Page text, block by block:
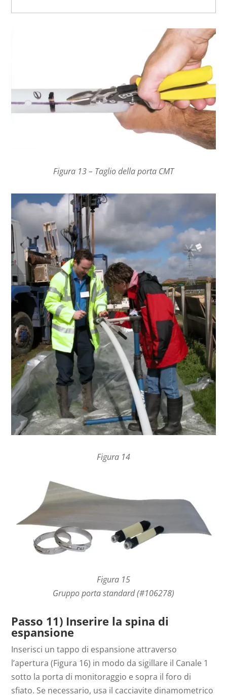
Figura 13 – Taglio della porta CMT
Figura 14
Figura 15
Gruppo porta standard (#106278)
Passo 11) Inserire la spina di
espansione
Inserisci un tappo di espansione attraverso
l’apertura (Figura 16) in modo da sigillare il Canale 1
sotto la porta di monitoraggio e sopra il foro di
sfiato. Se necessario, usa il cacciavite dinamometrico